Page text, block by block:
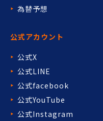
為替予想
公式アカウント
公式X
公式LINE
公式facebook
公式YouTube
公式Instagram